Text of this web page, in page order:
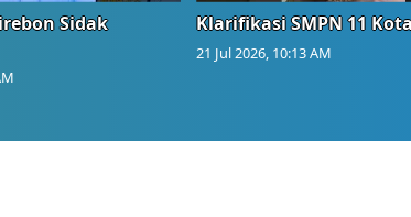
Sidak
Klarifikasi SMPN 11
21 Jul 2026, 10:13 AM